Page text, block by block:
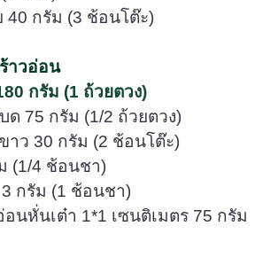
40 กรัม (3 ช้อนโต๊ะ)
าวอ่อน
กรัม (1 ถ้วยตวง)
ด 75 กรัม (1/2 ถ้วยตวง)
าว 30 กรัม (2 ช้อนโต๊ะ)
(1/4 ช้อนชา)
กรัม (1 ช้อนชา)
อนหั่นเต๋า 1*1 เซนติเมตร 75 กรัม